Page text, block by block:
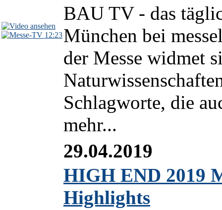
12:23
BAU TV - das
München bei
der Messe widmet
Schlagworte, die
mehr...
29.04.2019
HIGH END 2019
Highlights